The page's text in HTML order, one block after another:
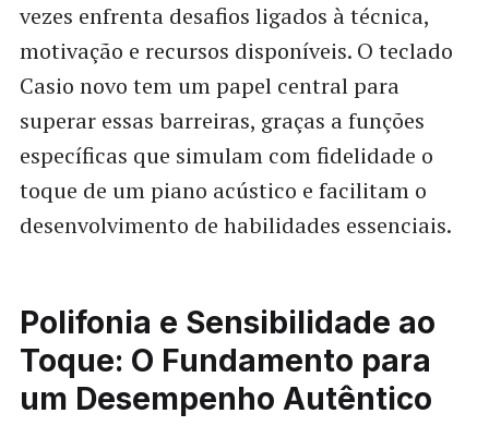
vezes enfrenta desafios ligados à técnica,
motivação e recursos disponíveis. O teclado
Casio novo tem um papel central para
superar essas barreiras, graças a funções
específicas que simulam com fidelidade o
toque de um piano acústico e facilitam o
desenvolvimento de habilidades essenciais.
Polifonia e Sensibilidade ao
Toque: O Fundamento para
um Desempenho Autêntico